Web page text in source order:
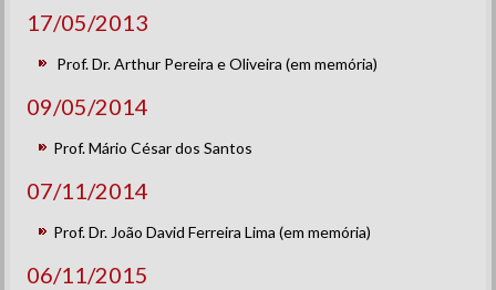
17/05/2013
Prof. Dr. Arthur Pereira e Oliveira (em memória)
09/05/2014
Prof. Mário César dos Santos
07/11/2014
Prof. Dr. João David Ferreira Lima (em memória)
06/11/2015